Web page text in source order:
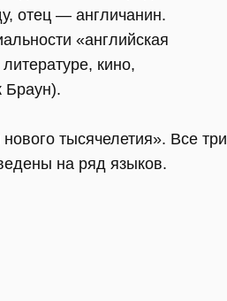
отец — англичанин.
«английская
кино,
Браун).
тысячелетия». Все три
на ряд языков.